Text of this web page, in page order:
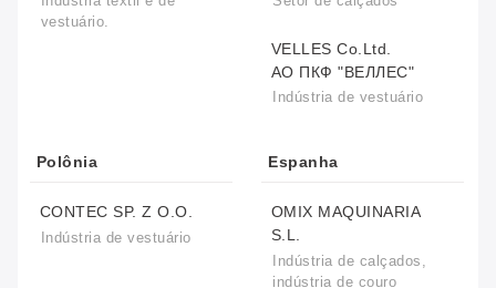
vestuário.
VELLES Co.Ltd.
АО ПКФ "ВЕЛЛЕС"
Indústria de vestuário
Polônia
CONTEC SP. Z O.O.
Indústria de vestuário
Espanha
OMIX MAQUINARIA
S.L.
Indústria de calçados,
indústria de couro